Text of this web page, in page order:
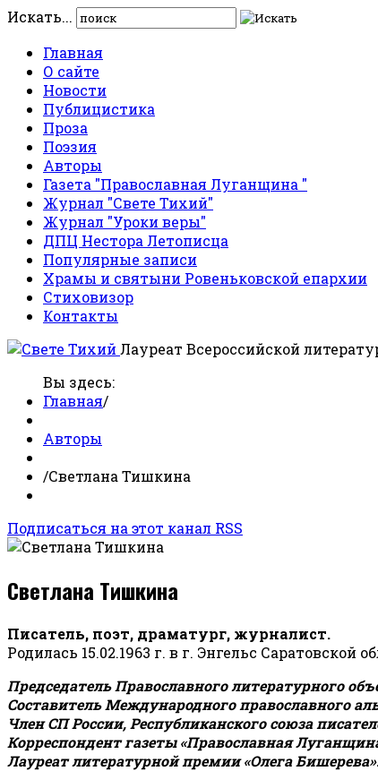
Искать...
Главная
О сайте
Новости
Публицистика
Проза
Поэзия
Авторы
Газета "Православная Луганщина "
Журнал "Свете Тихий"
Журнал "Уроки веры"
ДПЦ Нестора Летописца
Популярные записи
Храмы и святыни Ровеньковской епархии
Стиховизор
Контакты
Лауреат Всероссийской
Вы здесь:
Главная/
Авторы
/Светлана Тишкина
Подписаться на этот канал RSS
Светлана Тишкина
Писатель, поэт, драматург, журналист.
Родилась 15.02.1963 г. в г. Энгельс Саратовской
Председатель Православного литературного
Составитель Международного православного
Член СП России, Республиканского союза
Корреспондент газеты «Православная
Лауреат литературной премии «Олега